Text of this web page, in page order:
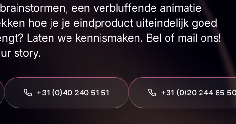
een verbluffende animatie
hoe je je eindproduct uiteindelijk goed
Laten we kennismaken. Bel of mail ons!
story.
+31 (0)40 240 51 51 ‭+31 (0)20 244 65